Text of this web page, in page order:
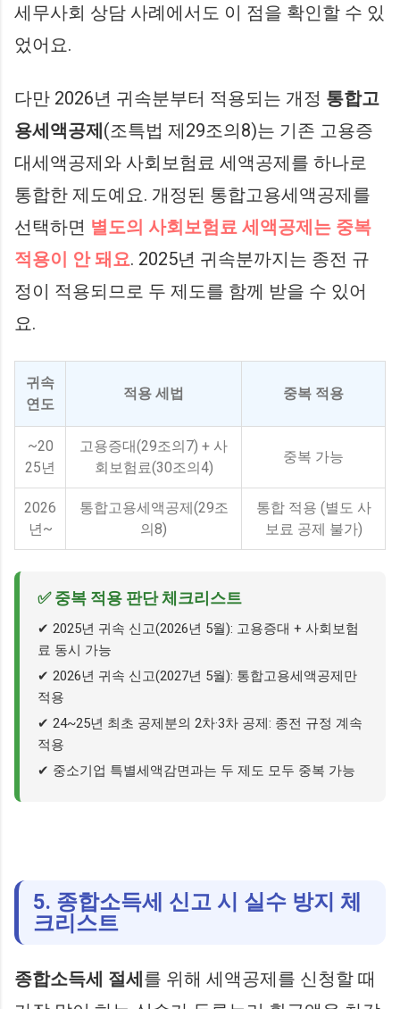
세무사회 상담 사례에서도 이 점을 확인할 수 있
었어요.
다만 2026년 귀속분부터 적용되는 개정 통합고
용세액공제(조특법 제29조의8)는 기존 고용증
대세액공제와 사회보험료 세액공제를 하나로
통합한 제도예요. 개정된 통합고용세액공제를
선택하면 별도의 사회보험료 세액공제는 중복
적용이 안 돼요. 2025년 귀속분까지는 종전 규
정이 적용되므로 두 제도를 함께 받을 수 있어
요.
귀속
연도
적용 세법 중복 적용
~20
25년
고용증대(29조의7) + 사
회보험료(30조의4)
중복 가능
2026
년~
통합고용세액공제(29조
의8)
통합 적용 (별도 사
보료 공제 불가)
✅ 중복 적용 판단 체크리스트
✔ 2025년 귀속 신고(2026년 5월): 고용증대 + 사회보험
료 동시 가능
✔ 2026년 귀속 신고(2027년 5월): 통합고용세액공제만
적용
✔ 24~25년 최초 공제분의 2차·3차 공제: 종전 규정 계속
적용
✔ 중소기업 특별세액감면과는 두 제도 모두 중복 가능
5. 종합소득세 신고 시 실수 방지 체
크리스트
종합소득세 절세를 위해 세액공제를 신청할 때